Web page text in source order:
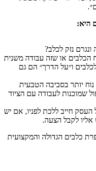
לכלב?
או שזה עבודה משנית
ו״על הדרך״ הם גם
בסביבה הטבעית
לעבודה עם הציוד
ללכת לפניו, אם יש
הצעה.
הגדולה והמקצועית